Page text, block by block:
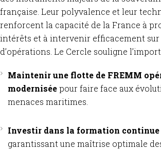
française. Leur polyvalence et leur
renforcent la capacité de la France à
intérêts et à intervenir efficacement sur
d’opérations. Le Cercle souligne
Maintenir une flotte de FREMM
moderniséepour faire face aux
menaces maritimes.
Investir dans la formation continue
garantissant une maîtrise optimale